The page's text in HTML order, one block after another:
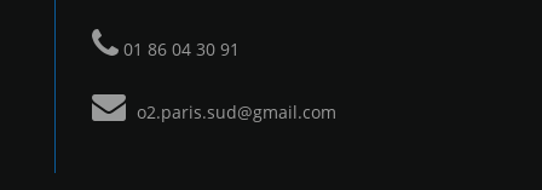
01 86 04 30 91
o2.paris.sud@gmail.com